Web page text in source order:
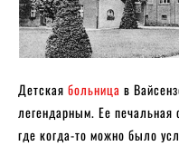
Детская больница в
легендарным. Ее печальная
где когда-то можно было